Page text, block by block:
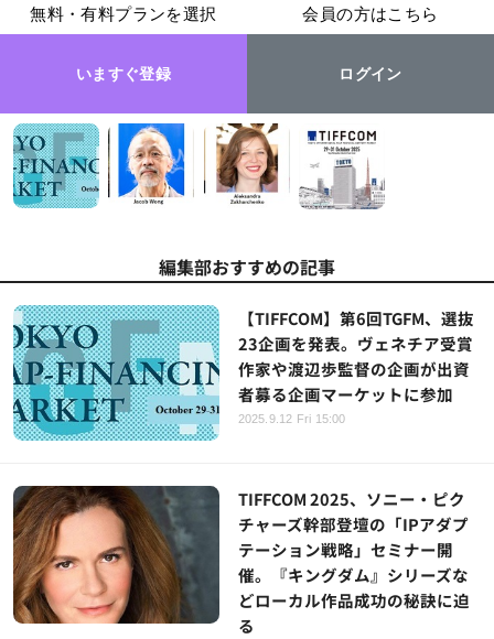
無料・有料プランを選択
いますぐ登録
会員の方はこちら
ログイン
編集部おすすめの記事
【TIFFCOM】第6回TGFM、選抜
23企画を発表。ヴェネチア受賞
作家や渡辺歩監督の企画が出資
者募る企画マーケットに参加
2025.9.12 Fri 15:00
TIFFCOM 2025、ソニー・ピク
チャーズ幹部登壇の「IPアダプ
テーション戦略」セミナー開
催。『キングダム』シリーズな
どローカル作品成功の秘訣に迫
る